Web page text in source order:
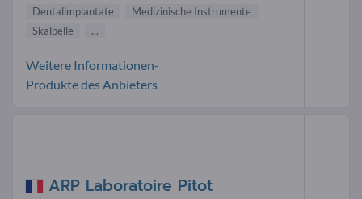
Dentalimplantate
Medizinische Instrumente
Skalpelle
...
Weitere Informationen-
Produkte des Anbieters
ARP Laboratoire Pitot